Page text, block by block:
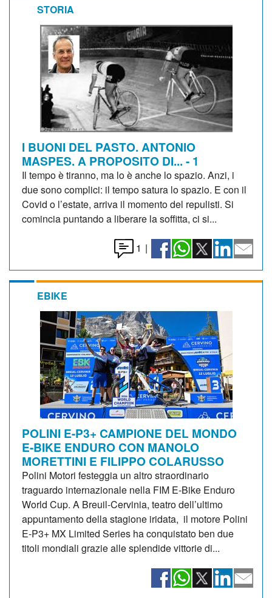
STORIA
I BUONI DEL PASTO. ANTONIO
MASPES. A PROPOSITO DI... - 1
Il tempo è tiranno, ma lo è anche lo spazio. Anzi, i
due sono complici: il tempo satura lo spazio. E con il
Covid o l’estate, arriva il momento del repulisti. Si
comincia puntando a liberare la soffitta, ci si...
1 |
EBIKE
POLINI E-P3+ CAMPIONE DEL MONDO
E-BIKE ENDURO CON MANOLO
MORETTINI E FILIPPO COLARUSSO
Polini Motori festeggia un altro straordinario
traguardo internazionale nella FIM E-Bike Enduro
World Cup. A Breuil-Cervinia, teatro dell’ultimo
appuntamento della stagione iridata, il motore Polini
E-P3+ MX Limited Series ha conquistato ben due
titoli mondiali grazie alle splendide vittorie di...